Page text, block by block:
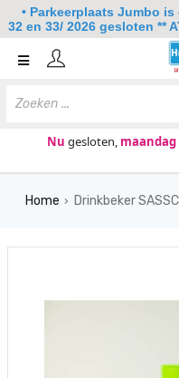
Nu gesloten, maandag
Home
Keuken
Home › Drinkbeker
• Parkeerplaats Jumbo is
32 en 33/ 2026 gesloten **